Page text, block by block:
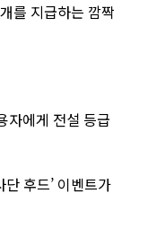
를 지급하는 깜짝
자에게 전설 등급
후드’ 이벤트가